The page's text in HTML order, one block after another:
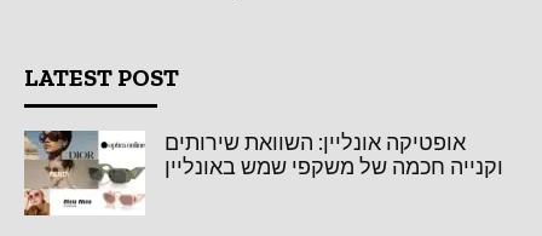
LATEST POST
אופטיקה אונליין: השוואת שירותים
וקנייה חכמה של משקפי שמש באונליין